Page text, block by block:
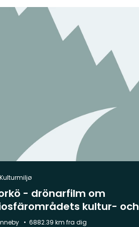
Kulturmiljø
- drönarfilm om
kultur- och
6882.39 km fra dig